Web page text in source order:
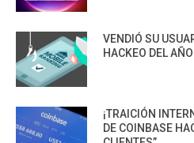
VENDIÓ SU
HACKEO DEL
¡TRAICIÓN
DE COINBASE